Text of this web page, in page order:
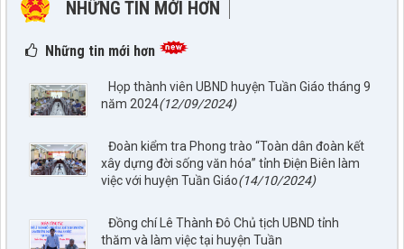
NHỮNG TIN MỚI HƠN
NHỮNG TIN CŨ HƠN
Những tin mới hơn
Họp thành viên UBND huyện Tuần Giáo tháng 9
năm 2024(12/09/2024)
Đoàn kiểm tra Phong trào “Toàn dân đoàn kết
xây dựng đời sống văn hóa” tỉnh Điện Biên làm
việc với huyện Tuần Giáo(14/10/2024)
Đồng chí Lê Thành Đô Chủ tịch UBND tỉnh
thăm và làm việc tại huyện Tuần